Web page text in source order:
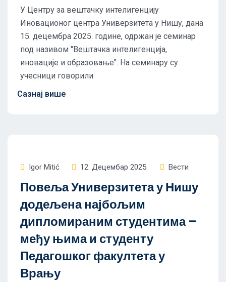
У Центру за вештачку интелигенцију
Иновационог центра Универзитета у Нишу, дана
15. децембра 2025. године, одржан је семинар
под називом "Вештачка интелигенција,
иновације и образовање". На семинару су
учесници говорили
Igor Mitić 12. Децембар 2025. Вести
Повеља Универзитета у Нишу
додељена најбољим
дипломираним студентима –
међу њима и студенту
Педагошког факултета у
Врању